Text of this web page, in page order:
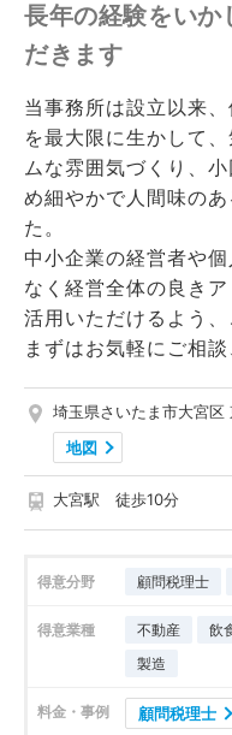
長年の経験をいか
だきます
当事務所は設立以来
を最大限に生かして
ムな雰囲気づくり、
め細やかで人間味の
た。
中小企業の経営者や
なく経営全体の良き
活用いただけるよう、
まずはお気軽にご相
埼玉県さいたま市大宮区
地図
大宮駅 徒歩10分
得意分野 顧問税理士
得意業種 不動産 飲
製造
料金・事例 顧問税理士